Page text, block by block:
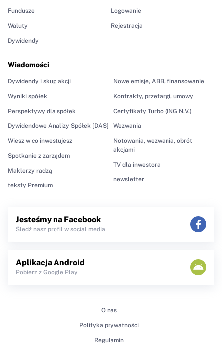
Fundusze
Waluty
Dywidendy
Wiadomości
Dywidendy i skup akcji
Wyniki spółek
Perspektywy dla spółek
Dywidendowe Analizy Spółek [DAS]
Wiesz w co inwestujesz
Spotkanie z zarządem
Maklerzy radzą
teksty Premium
Nowe emisje, ABB, finansowanie
Kontrakty, przetargi, umowy
Certyfikaty Turbo (ING N.V.)
Wezwania
Notowania, wezwania, obrót
akcjami
TV dla inwestora
newsletter
Logowanie
Rejestracja
Jesteśmy na Facebook
Śledź nasz profil w social media
Aplikacja Android
Pobierz z Google Play
O nas
Polityka prywatności
Regulamin